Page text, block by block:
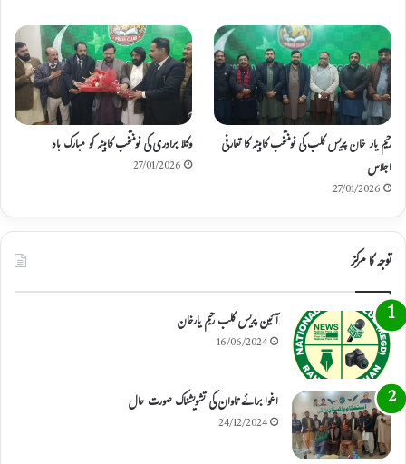
رحیم یار خان پریس کلب کی نومنتخب کابینہ کا تعارفی
اجلاس
27/01/2026
وکلا برادری کی نومنتخب کابینہ کو مبارک باد
27/01/2026
توجہ کا مرکز
آئین پریس کلب رحیم یارخان
16/06/2024
اغوا برائے تاوان کی تشویشناک صورت حال
24/12/2024